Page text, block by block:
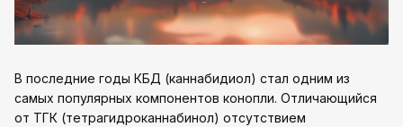
В последние годы КБД (каннабидиол) стал одним из
самых популярных компонентов конопли. Отличающийся
от ТГК (тетрагидроканнабинол) отсутствием